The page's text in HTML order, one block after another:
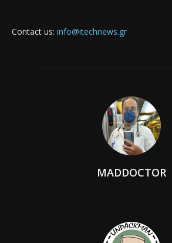
Contact us: info@itechnews.gr
MADDOCTOR